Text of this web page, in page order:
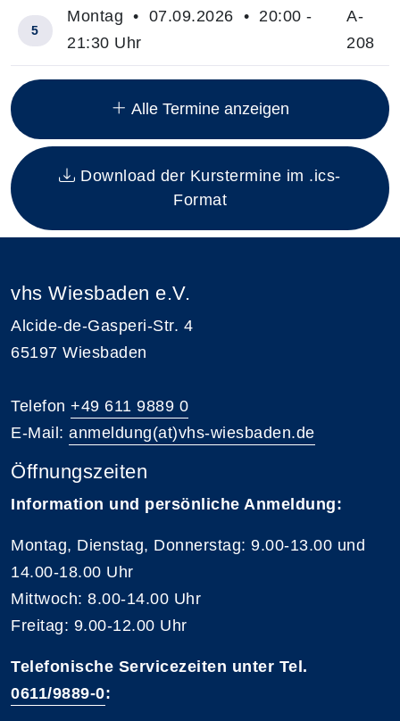
Insgesamt gibt es 7 Termine zum diesen Kurs
5
Montag • 07.09.2026 • 20:00 -
21:30 Uhr
A-
208
Alle Termine anzeigen
Download der Kurstermine im .ics-
Format
vhs Wiesbaden e.V.
Alcide-de-Gasperi-Str. 4
65197 Wiesbaden
Telefon +49 611 9889 0
E-Mail: anmeldung(at)vhs-wiesbaden.de
Öffnungszeiten
Information und persönliche Anmeldung:
Montag, Dienstag, Donnerstag: 9.00-13.00 und
14.00-18.00 Uhr
Mittwoch: 8.00-14.00 Uhr
Freitag: 9.00-12.00 Uhr
Telefonische Servicezeiten unter Tel.
0611/9889-0: